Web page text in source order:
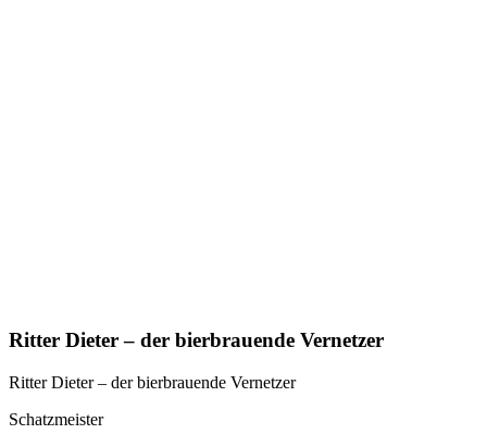
Ritter Dieter – der bierbrauende Vernetzer
Ritter Dieter – der bierbrauende Vernetzer
Schatzmeister